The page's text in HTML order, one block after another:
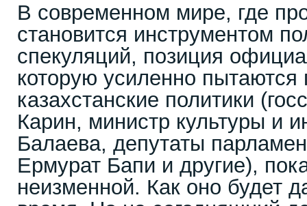
В современном мире, где
становится инструментом
спекуляций, позиция
которую усиленно пытаются
казахстанские политики
Карин, министр культуры и
Балаева, депутаты
Ермурат Бапи и другие),
неизменной. Как оно будет